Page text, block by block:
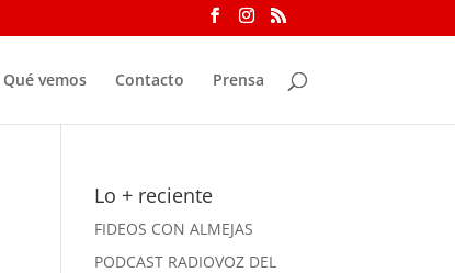
Qué vemos Contacto Prensa
Lo + reciente
FIDEOS CON ALMEJAS
PODCAST RADIOVOZ DEL